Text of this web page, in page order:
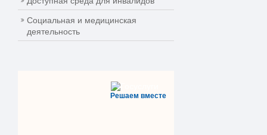
Социальная и медицинская
деятельность
Решаем вместе